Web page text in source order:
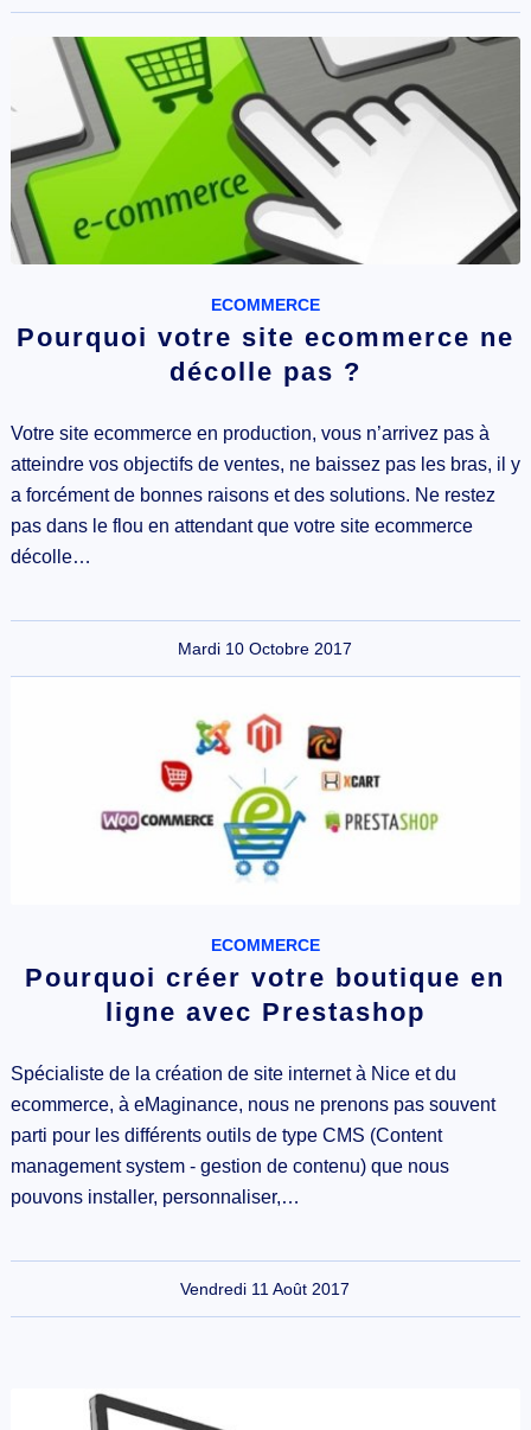
ECOMMERCE
Pourquoi votre site ecommerce ne
décolle pas ?
Votre site ecommerce en production, vous n’arrivez pas à
atteindre vos objectifs de ventes, ne baissez pas les bras, il y
a forcément de bonnes raisons et des solutions. Ne restez
pas dans le flou en attendant que votre site ecommerce
décolle…
Mardi 10 Octobre 2017
ECOMMERCE
Pourquoi créer votre boutique en
ligne avec Prestashop
Spécialiste de la création de site internet à Nice et du
ecommerce, à eMaginance, nous ne prenons pas souvent
parti pour les différents outils de type CMS (Content
management system - gestion de contenu) que nous
pouvons installer, personnaliser,…
Vendredi 11 Août 2017